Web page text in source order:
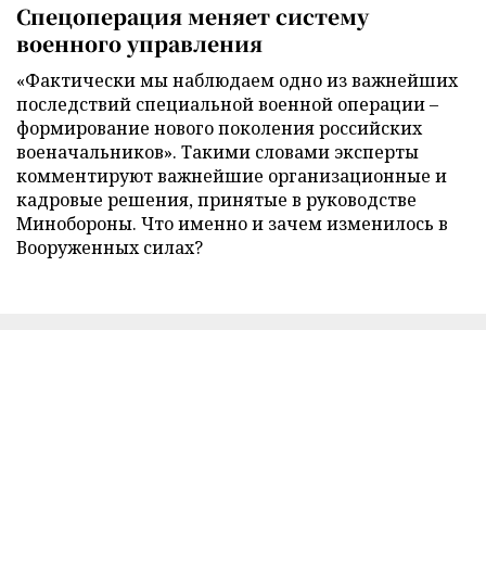
Спецоперация меняет систему
военного управления
«Фактически мы наблюдаем одно из важнейших
последствий специальной военной операции –
формирование нового поколения российских
военачальников». Такими словами эксперты
комментируют важнейшие организационные и
кадровые решения, принятые в руководстве
Минобороны. Что именно и зачем изменилось в
Вооруженных силах?